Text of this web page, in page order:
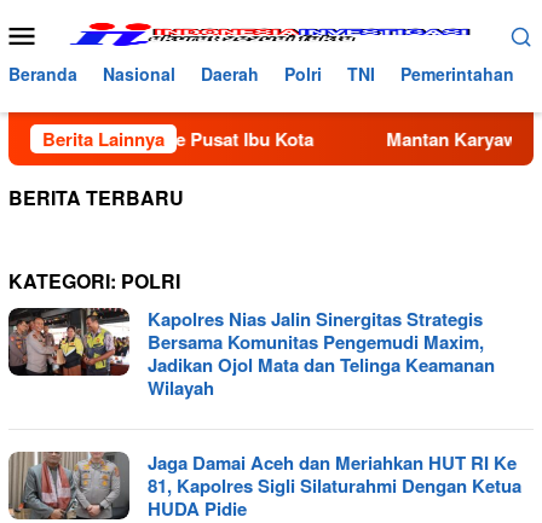
ke
konten
Menu
Mobile
Beranda Nasional Daerah Polri TNI Pemerintahan
Berita Lainnya
Bermigrasi Ke Pusat Ibu Kota Mantan Karyawan
BERITA TERBARU
KATEGORI: POLRI
Kapolres Nias Jalin Sinergitas Strategis
Bersama Komunitas Pengemudi Maxim,
Jadikan Ojol Mata dan Telinga Keamanan
Wilayah
Jaga Damai Aceh dan Meriahkan HUT RI Ke
81, Kapolres Sigli Silaturahmi Dengan Ketua
HUDA Pidie